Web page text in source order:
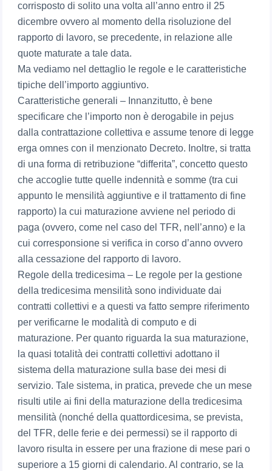
corrisposto di solito una volta all’anno entro il 25
dicembre ovvero al momento della risoluzione del
rapporto di lavoro, se precedente, in relazione alle
quote maturate a tale data.
Ma vediamo nel dettaglio le regole e le caratteristiche
tipiche dell’importo aggiuntivo.
Caratteristiche generali – Innanzitutto, è bene
specificare che l’importo non è derogabile in pejus
dalla contrattazione collettiva e assume tenore di legge
erga omnes con il menzionato Decreto. Inoltre, si tratta
di una forma di retribuzione “differita”, concetto questo
che accoglie tutte quelle indennità e somme (tra cui
appunto le mensilità aggiuntive e il trattamento di fine
rapporto) la cui maturazione avviene nel periodo di
paga (ovvero, come nel caso del TFR, nell’anno) e la
cui corresponsione si verifica in corso d’anno ovvero
alla cessazione del rapporto di lavoro.
Regole della tredicesima – Le regole per la gestione
della tredicesima mensilità sono individuate dai
contratti collettivi e a questi va fatto sempre riferimento
per verificarne le modalità di computo e di
maturazione. Per quanto riguarda la sua maturazione,
la quasi totalità dei contratti collettivi adottano il
sistema della maturazione sulla base dei mesi di
servizio. Tale sistema, in pratica, prevede che un mese
risulti utile ai fini della maturazione della tredicesima
mensilità (nonché della quattordicesima, se prevista,
del TFR, delle ferie e dei permessi) se il rapporto di
lavoro risulta in essere per una frazione di mese pari o
superiore a 15 giorni di calendario. Al contrario, se la